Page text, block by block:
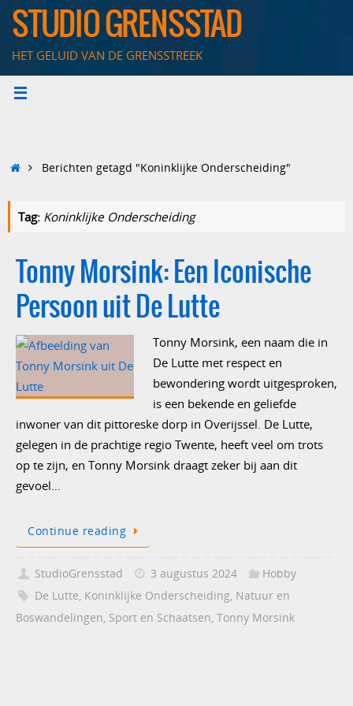
Ga
naarSTUDIO GRENSSTAD
HET GELUID VAN DE GRENSSTREEK
HomeBerichten getagd "Koninklijke Onderscheiding"
Tag: Koninklijke Onderscheiding
Tonny Morsink: Een Iconische
Persoon uit De Lutte
Tonny Morsink, een naam die in
De Lutte met respect en
bewondering wordt uitgesproken,
is een bekende en geliefde
inwoner van dit pittoreske dorp in Overijssel. De Lutte,
gelegen in de prachtige regio Twente, heeft veel om trots
op te zijn, en Tonny Morsink draagt zeker bij aan dit
gevoel…
Continue reading
StudioGrensstad 3 augustus 2024
Hobby
De Lutte, Koninklijke Onderscheiding, Natuur en
Boswandelingen, Sport en Schaatsen, Tonny Morsink